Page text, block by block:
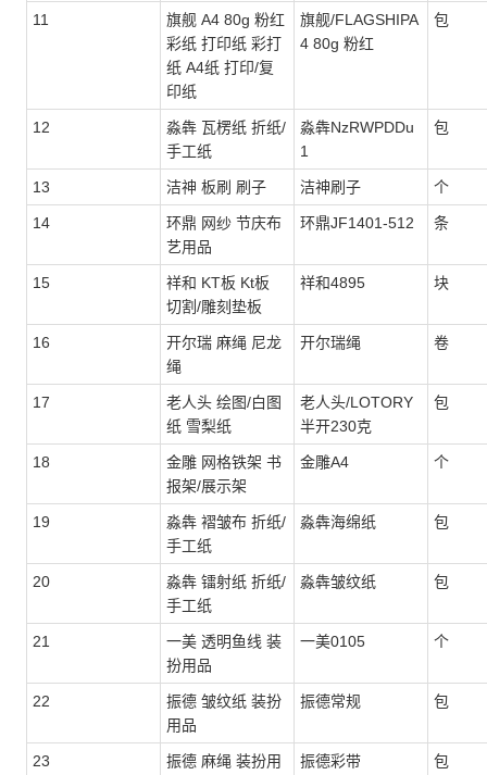
11
旗舰 A4 80g 粉红
彩纸 打印纸 彩打
纸 A4纸 打印/复
印纸
旗舰/FLAGSHIPA
4 80g 粉红
包
12
淼犇 瓦楞纸 折纸/
手工纸
淼犇NzRWPDDu
1
包
13 洁神 板刷 刷子 洁神刷子 个
14
环鼎 网纱 节庆布
艺用品
环鼎JF1401-512 条
15
祥和 KT板 Kt板
切割/雕刻垫板
祥和4895 块
16
开尔瑞 麻绳 尼龙
绳
开尔瑞绳 卷
17
老人头 绘图/白图
纸 雪梨纸
老人头/LOTORY
半开230克
包
18
金雕 网格铁架 书
报架/展示架
金雕A4 个
19
淼犇 褶皱布 折纸/
手工纸
淼犇海绵纸 包
20
淼犇 镭射纸 折纸/
手工纸
淼犇皱纹纸 包
21
一美 透明鱼线 装
扮用品
一美0105 个
22
振德 皱纹纸 装扮
用品
振德常规 包
23
振德 麻绳 装扮用
振德彩带 包